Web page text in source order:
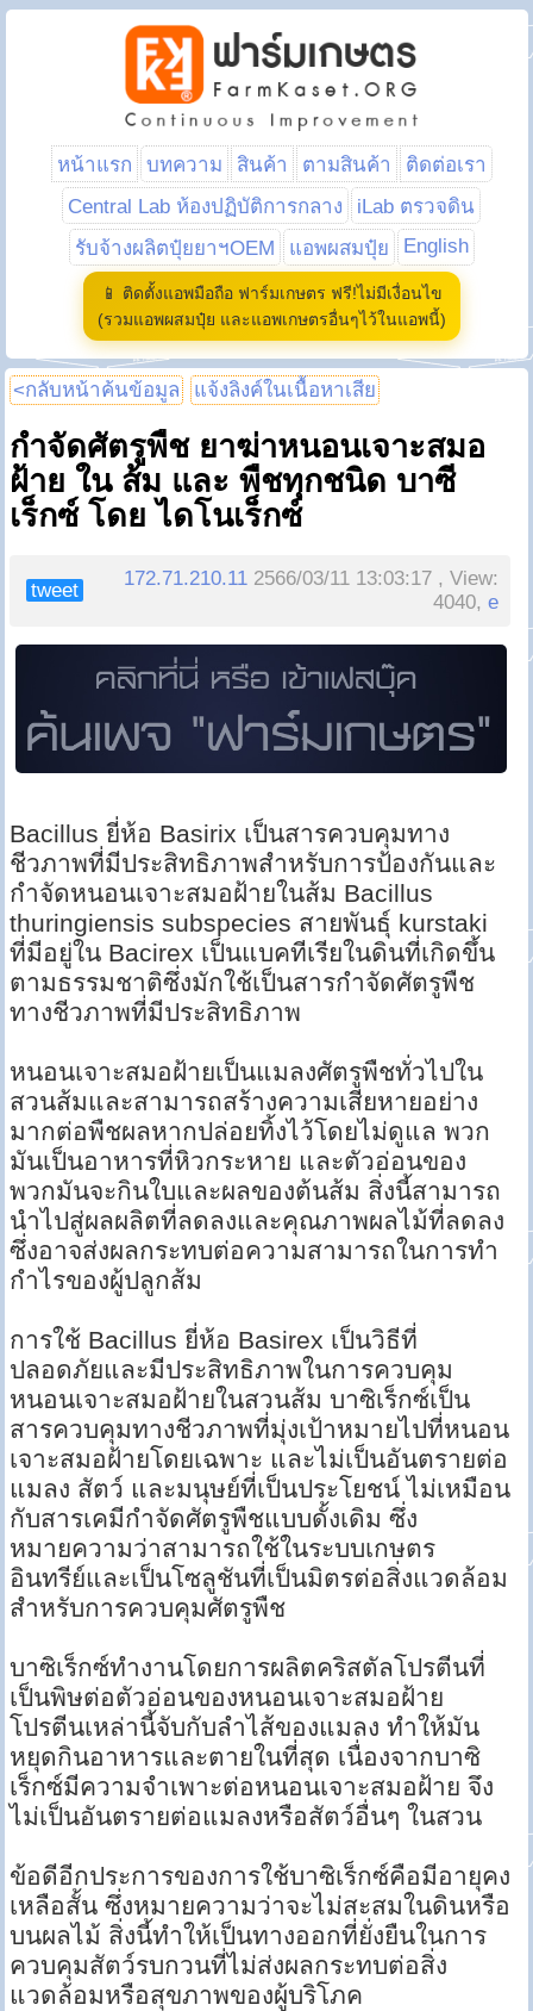
หน้าแรก บทความ สินค้า ตามสินค้า
ติดต่อเรา
Central Lab ห้องปฏิบัติการกลาง
iLab ตรวจดิน
รับจ้างผลิตปุ๋ยยาฯOEM
แอพผสมปุ๋ย English
📱 ติดตั้งแอพมือถือ ฟาร์มเกษตร ฟรี!ไม่มีเงื่อนไข
(รวมแอพผสมปุ๋ย และแอพเกษตรอื่นๆไว้ในแอพนี้)
<กลับหน้าค้นข้อมูล แจ้งลิงค์ในเนื้อหาเสีย
กำจัดศัตรูพืช ยาฆ่าหนอนเจาะสมอ
ฝ้าย ใน ส้ม และ พืชทุกชนิด บาซี
เร็กซ์ โดย ไดโนเร็กซ์
tweet
172.71.210.11 2566/03/11 13:03:17 , View:
4040,e
Bacillus ยี่ห้อ Basirix เป็นสารควบคุมทาง
ชีวภาพที่มีประสิทธิภาพสำหรับการป้องกันและ
กำจัดหนอนเจาะสมอฝ้ายในส้ม Bacillus
thuringiensis subspecies สายพันธุ์ kurstaki
ที่มีอยู่ใน Bacirex เป็นแบคทีเรียในดินที่เกิดขึ้น
ตามธรรมชาติซึ่งมักใช้เป็นสารกำจัดศัตรูพืช
ทางชีวภาพที่มีประสิทธิภาพ
หนอนเจาะสมอฝ้ายเป็นแมลงศัตรูพืชทั่วไปใน
สวนส้มและสามารถสร้างความเสียหายอย่าง
มากต่อพืชผลหากปล่อยทิ้งไว้โดยไม่ดูแล พวก
มันเป็นอาหารที่หิวกระหาย และตัวอ่อนของ
พวกมันจะกินใบและผลของต้นส้ม สิ่งนี้สามารถ
นำไปสู่ผลผลิตที่ลดลงและคุณภาพผลไม้ที่ลดลง
ซึ่งอาจส่งผลกระทบต่อความสามารถในการทำ
กำไรของผู้ปลูกส้ม
การใช้ Bacillus ยี่ห้อ Basirex เป็นวิธีที่
ปลอดภัยและมีประสิทธิภาพในการควบคุม
หนอนเจาะสมอฝ้ายในสวนส้ม บาซิเร็กซ์เป็น
สารควบคุมทางชีวภาพที่มุ่งเป้าหมายไปที่หนอน
เจาะสมอฝ้ายโดยเฉพาะ และไม่เป็นอันตรายต่อ
แมลง สัตว์ และมนุษย์ที่เป็นประโยชน์ ไม่เหมือน
กับสารเคมีกำจัดศัตรูพืชแบบดั้งเดิม ซึ่ง
หมายความว่าสามารถใช้ในระบบเกษตร
อินทรีย์และเป็นโซลูชันที่เป็นมิตรต่อสิ่งแวดล้อม
สำหรับการควบคุมศัตรูพืช
บาซิเร็กซ์ทำงานโดยการผลิตคริสตัลโปรตีนที่
เป็นพิษต่อตัวอ่อนของหนอนเจาะสมอฝ้าย
โปรตีนเหล่านี้จับกับลำไส้ของแมลง ทำให้มัน
หยุดกินอาหารและตายในที่สุด เนื่องจากบาซิ
เร็กซ์มีความจำเพาะต่อหนอนเจาะสมอฝ้าย จึง
ไม่เป็นอันตรายต่อแมลงหรือสัตว์อื่นๆ ในสวน
ข้อดีอีกประการของการใช้บาซิเร็กซ์คือมีอายุคง
เหลือสั้น ซึ่งหมายความว่าจะไม่สะสมในดินหรือ
บนผลไม้ สิ่งนี้ทำให้เป็นทางออกที่ยั่งยืนในการ
ควบคุมสัตว์รบกวนที่ไม่ส่งผลกระทบต่อสิ่ง
แวดล้อมหรือสุขภาพของผู้บริโภค